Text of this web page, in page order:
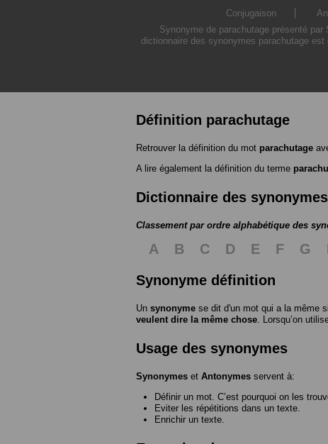
Conjugaison
Synonyme de parachutage présenté
dictionnaire des synonymes parachutage
Définition parachutage
Retrouver la définition du mot parachutage
A lire également la définition du terme
Dictionnaire des synonymes
Classement par ordre alphabétique des
A B C D E F G
Synonyme définition
Un synonyme se dit d'un mot qui a la même
veulent dire la même chose . Lorsqu’on
Usage des synonymes
Synonymes et Antonymes servent à:
Définir un mot. C’est pourquoi on les
Eviter les répétitions dans un texte.
Enrichir un texte.